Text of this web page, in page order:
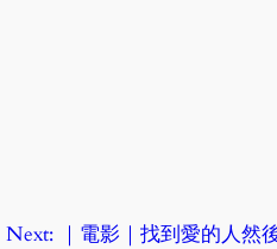
Next: ｜電影｜找到愛的人然